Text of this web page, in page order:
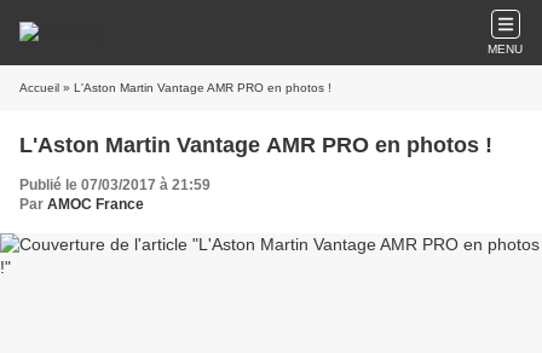
MENU
Accueil » L'Aston Martin Vantage AMR PRO en photos !
L'Aston Martin Vantage AMR PRO en photos !
Publié le 07/03/2017 à 21:59
Par AMOC France